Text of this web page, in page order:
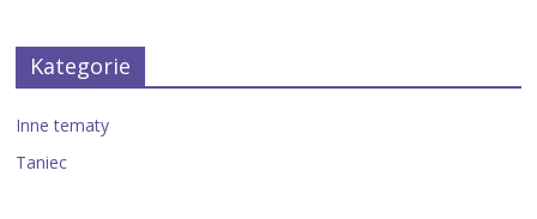
Kategorie
Inne tematy
Taniec